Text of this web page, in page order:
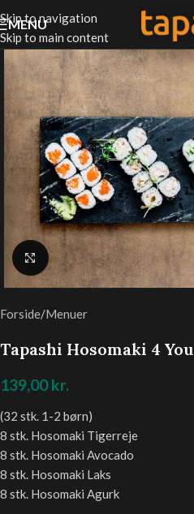
Skip to navigation
Skip to main content
MENU
Klik for at forstørre
Forside/Menuer
Tapashi Hosomaki 4 You
139,00kr.
(32 stk. 1-2 børn)
8 stk. Hosomaki Tigerreje
8 stk. Hosomaki Avocado
8 stk. Hosomaki Laks
8 stk. Hosomaki Agurk